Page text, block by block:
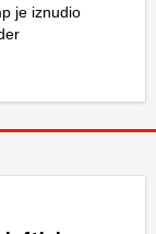
je iznudio